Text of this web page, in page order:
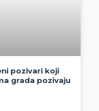
pozivari koji
grada pozivaju